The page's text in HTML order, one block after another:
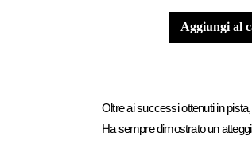
aggiungi al
Oltre ai successi ottenuti in
Ha sempre dimostrato un